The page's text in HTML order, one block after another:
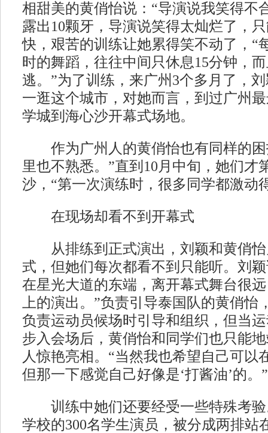
相甜美的黄俏怡说：“导演说我笑得不
露出10颗牙，导演说笑得太灿烂了，
快，艰苦的训练让她累得笑不动了，“
时的舞蹈，往往中间只休息15分钟，
逃。”为了训练，来广州3个多月了，
一逛这个城市，对她而言，到过广州
学城到海心沙开幕式场地。
作为广州人的黄俏怡也有同样的困
里也不熟悉。”直到10月中旬，她们才
沙，“第一次演练时，很多同学都激动
在现场却看不到开幕式
从排练到正式演出，刘颖和黄俏怡
式，但她们每次都看不到只能听。刘
在星光大道的东端，离开幕式舞台很
上的演出。”负责引导泰国队的黄俏怡
负责运动员候场时引导和组织，但当
步入会场后，黄俏怡和同学们也只能
人惊艳亮相。“当然我也希望自己可以
但那一下感觉自己好像是‘打酱油’的。”
训练中她们还要经受一些特殊考验
学校的300名学生演员，被分成两排站